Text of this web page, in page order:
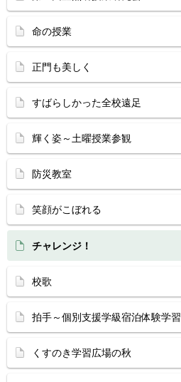
命の授業
正門も美しく
すばらしかった全校遠足
輝く姿～土曜授業参観
防災教室
笑顔がこぼれる
チャレンジ！
校歌
拍手～個別支援学級宿泊体験学習
くすのき学習広場の秋